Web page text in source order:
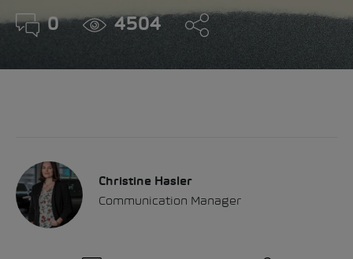
0 4504
Christine Hasler
Communication Manager